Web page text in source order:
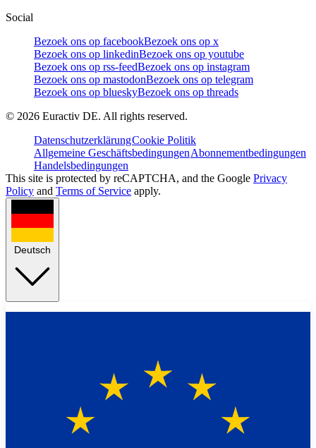
Social
Bezoek ons op facebookBezoek ons op x
Bezoek ons op linkedinBezoek ons op youtube
Bezoek ons op rss-feedBezoek ons op instagram
Bezoek ons op mastodonBezoek ons op telegram
Bezoek ons op blueskyBezoek ons op threads
© 2026 Euractiv DE. All rights reserved.
DatenschutzerklärungCookie Politik
Allgemeine GeschäftsbedingungenAbonnementbedingungen
Handelsbedingungen
This site is protected by reCAPTCHA, and the Google Privacy
Policy and Terms of Service apply.
Deutsch